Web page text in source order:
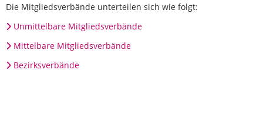
Die Mitgliedsverbände unterteilen sich wie folgt:
Unmittelbare Mitgliedsverbände
Mittelbare Mitgliedsverbände
Bezirksverbände